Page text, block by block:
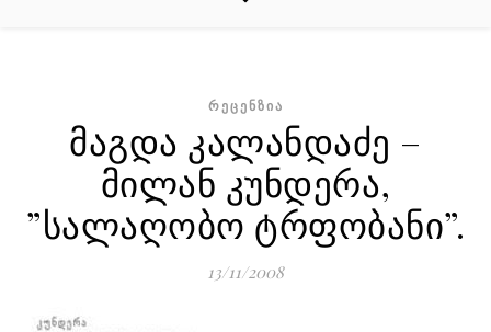
ᲠᲔᲪᲔᲜᲖᲘᲐ
მაგდა კალანდაძე –
მილან კუნდერა,
”სალაღობო ტრფობანი”.
13/11/2008